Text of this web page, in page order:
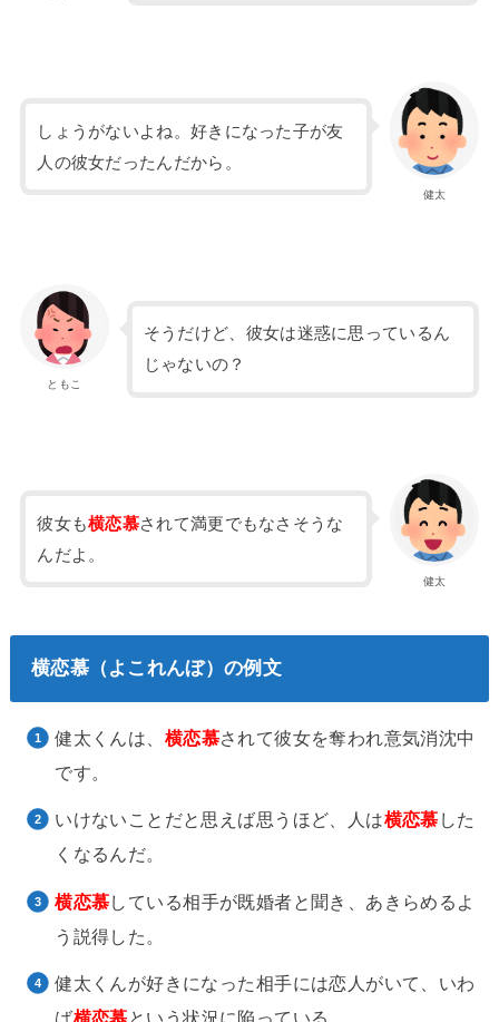
健太
しょうがないよね。好きになった子が友
人の彼女だったんだから。
ともこ
そうだけど、彼女は迷惑に思っているん
じゃないの？
健太
彼女も横恋慕されて満更でもなさそうな
んだよ。
横恋慕（よこれんぼ）の例文
健太くんは、 横恋慕されて彼女を奪われ意気消沈中
です。
いけないことだと思えば思うほど、人は横恋慕 した
くなるんだ。
横恋慕している相手が既婚者と聞き、あきらめるよ
う説得した。
健太くんが好きになった相手には恋人がいて、いわ